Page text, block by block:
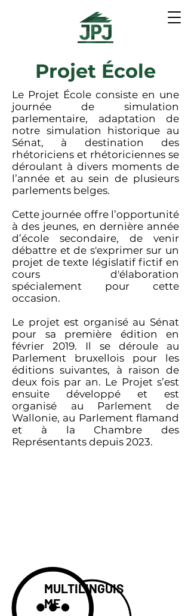
Projet École
Le Projet École consiste en une
journée de simulation
parlementaire, adaptation de
notre simulation historique au
Sénat, à destination des
rhétoriciens et rhétoriciennes se
déroulant à divers moments de
l’année et au sein de plusieurs
parlements belges.
Cette journée offre l’opportunité
à des jeunes, en dernière année
d’école secondaire, de venir
débattre et de s'exprimer sur un
projet de texte législatif fictif en
cours d'élaboration
spécialement pour cette
occasion.
Le projet est organisé au Sénat
pour sa première édition en
février 2019. Il se déroule au
Parlement bruxellois pour les
éditions suivantes, à raison de
deux fois par an. Le Projet s’est
ensuite développé et est
organisé au Parlement de
Wallonie, au Parlement flamand
et à la Chambre des
Représentants depuis 2023.
MULTILINGUIS
ME